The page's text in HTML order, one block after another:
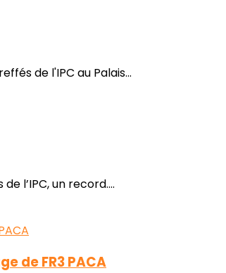
de l'IPC au Palais...
l’IPC, un record....
de FR3 PACA